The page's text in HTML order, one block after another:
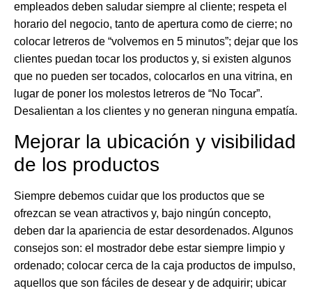
empleados deben saludar siempre al cliente; respeta el
horario del negocio, tanto de apertura como de cierre; no
colocar letreros de “volvemos en 5 minutos”; dejar que los
clientes puedan tocar los productos y, si existen algunos
que no pueden ser tocados, colocarlos en una vitrina, en
lugar de poner los molestos letreros de “No Tocar”.
Desalientan a los clientes y no generan ninguna empatía.
Mejorar la ubicación y visibilidad
de los productos
Siempre debemos cuidar que los productos que se
ofrezcan se vean atractivos y, bajo ningún concepto,
deben dar la apariencia de estar desordenados. Algunos
consejos son: el mostrador debe estar siempre limpio y
ordenado; colocar cerca de la caja productos de impulso,
aquellos que son fáciles de desear y de adquirir; ubicar